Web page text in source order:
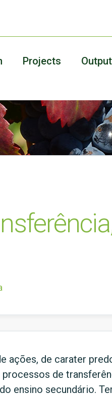
Projects
ações, de carater
de
ensino secundário.